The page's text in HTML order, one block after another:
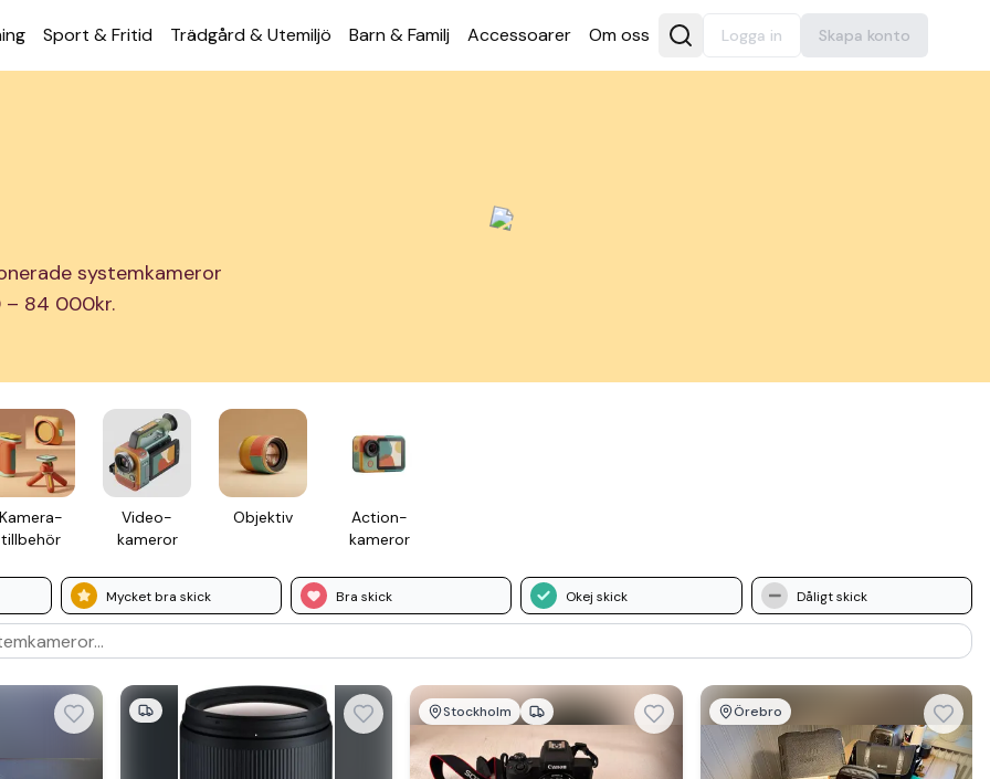
Sport & Fritid Trädgård & Utemiljö Barn & Familj Acces­soarer Om oss Logga in Skapa konto
systemkameror
– 84 000kr.
Kamera­
tillbehör
Video­
kameror
Objektiv
Action­
kameror
Mycket bra skick Bra skick Okej skick Dåligt skick
Stockholm Örebro